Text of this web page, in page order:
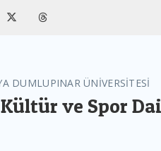
DUMLUPINAR ÜNİVERSİTESİ
ve Spor